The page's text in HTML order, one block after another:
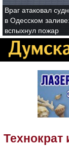
Враг атаковал
в Одесском
вспыхнул пожар
Технократ